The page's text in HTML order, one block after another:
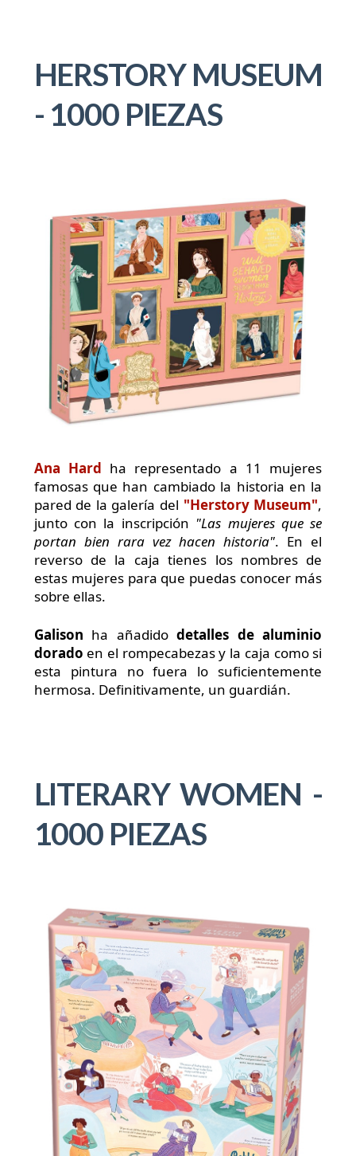
HERSTORY MUSEUM
- 1000 PIEZAS
Ana Hard ha representado a 11 mujeres
famosas que han cambiado la historia en la
pared de la galería del "Herstory Museum",
junto con la inscripción "Las mujeres que se
portan bien rara vez hacen historia". En el
reverso de la caja tienes los nombres de
estas mujeres para que puedas conocer más
sobre ellas.
Galison ha añadidodetalles de aluminio
dorado en el rompecabezas y la caja como si
esta pintura no fuera lo suficientemente
hermosa. Definitivamente, un guardián.
LITERARY WOMEN -
1000 PIEZAS